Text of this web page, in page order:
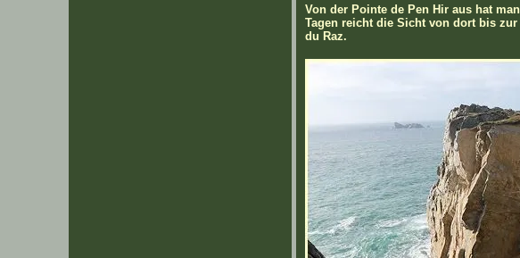
Von der Pointe de Pen Hir aus hat
Tagen reicht die Sicht von dort bis
du Raz.